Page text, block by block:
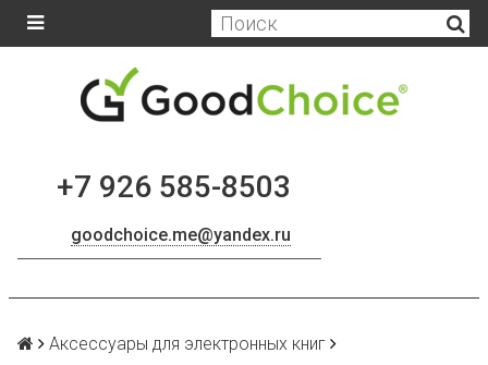
+7 926 585-8503
goodchoice.me@yandex.ru
Аксессуары для электронных книг